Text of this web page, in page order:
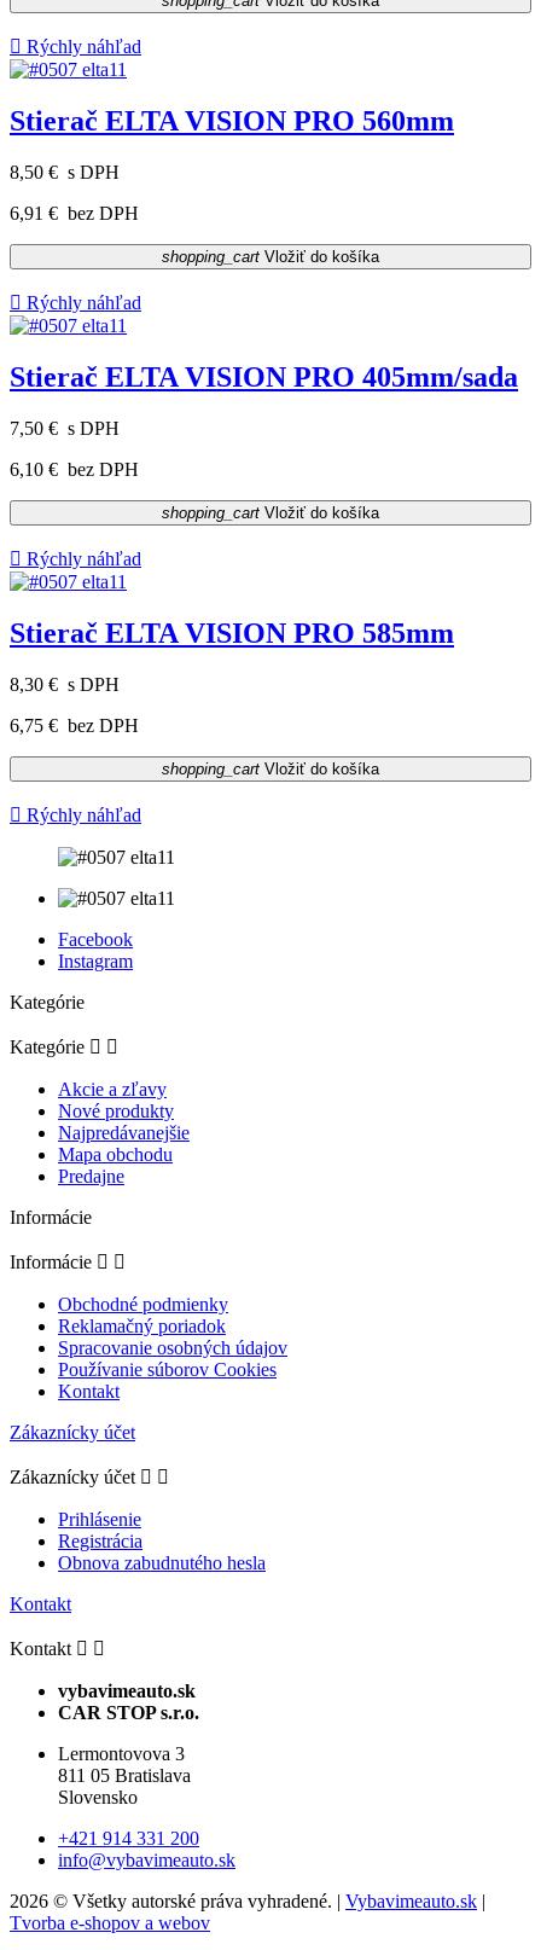
 Rýchly náhľad
Stierač ELTA VISION PRO 560mm
8,50 € s DPH
6,91 € bez DPH
shopping_cart Vložiť do košíka
 Rýchly náhľad
Stierač ELTA VISION PRO 405mm/sada
7,50 € s DPH
6,10 € bez DPH
shopping_cart Vložiť do košíka
 Rýchly náhľad
Stierač ELTA VISION PRO 585mm
8,30 € s DPH
6,75 € bez DPH
shopping_cart Vložiť do košíka
 Rýchly náhľad
Facebook
Instagram
Kategórie
Kategórie  
Akcie a zľavy
Nové produkty
Najpredávanejšie
Mapa obchodu
Predajne
Informácie
Informácie  
Obchodné podmienky
Reklamačný poriadok
Spracovanie osobných údajov
Používanie súborov Cookies
Kontakt
Zákaznícky účet
Zákaznícky účet  
Prihlásenie
Registrácia
Obnova zabudnutého hesla
Kontakt
Kontakt  
vybavimeauto.sk
CAR STOP s.r.o.
Lermontovova 3
811 05 Bratislava
Slovensko
+421 914 331 200
info@vybavimeauto.sk
2026 © Všetky autorské práva vyhradené. | Vybavimeauto.sk |
Tvorba e-shopov a webov